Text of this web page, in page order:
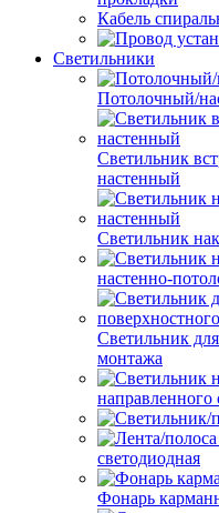
Кабель
Светильники
Потолочный/
Светильник
настенный
Светильник
настенно-
Светильник
монтажа
направленного
светодиодная
Фонарь